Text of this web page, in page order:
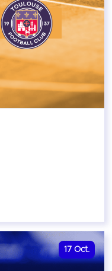
17 Oct.